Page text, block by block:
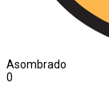
Asombrado
0